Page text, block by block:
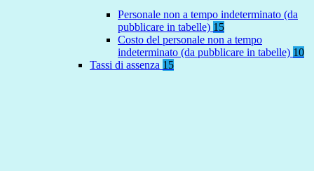
Personale non a tempo indeterminato (da
pubblicare in tabelle) 15
Costo del personale non a tempo
indeterminato (da pubblicare in tabelle) 10
Tassi di assenza 15